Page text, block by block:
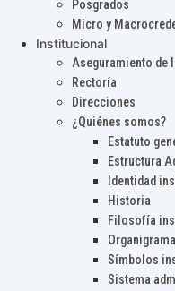
Posgrados
Micro y
Institucional
Aseguramiento de
Rectoría
Direcciones
¿Quiénes somos?
Estatuto
Estructura
Identidad
Historia
Filosofía
Organigrama
Símbolos
Sistema